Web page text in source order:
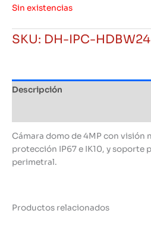
Sin existencias
SKU: DH-IPC-
Descripción
Cámara domo de 4MP con visión
protección IP67 e IK10, y soporte
perimetral.
Productos relacionados